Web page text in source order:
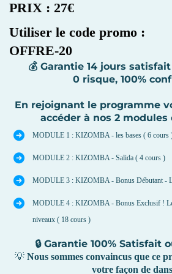
PRIX : 27€
Utiliser le code promo :
OFFRE-20
💰 Garantie 14 jours
0 risque, 100%
En rejoignant le programme
accéder à nos 2 modules
MODULE 1 : KIZOMBA - les bases ( 6 cours
MODULE 2 : KIZOMBA - Salida ( 4 cours )
MODULE 3 : KIZOMBA - Bonus Débutant -
MODULE 4 : KIZOMBA - Bonus Exclusif !
niveaux ( 18 cours )
🔒 Garantie 100% Satisfait
💡 Nous sommes convaincus que ce
votre façon de